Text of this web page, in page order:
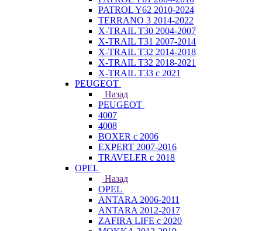
PATROL Y62 2010-2024
TERRANO 3 2014-2022
X-TRAIL T30 2004-2007
X-TRAIL T31 2007-2014
X-TRAIL T32 2014-2018
X-TRAIL T32 2018-2021
X-TRAIL T33 с 2021
PEUGEOT
Назад
PEUGEOT
4007
4008
BOXER с 2006
EXPERT 2007-2016
TRAVELER с 2018
OPEL
Назад
OPEL
ANTARA 2006-2011
ANTARA 2012-2017
ZAFIRA LIFE с 2020